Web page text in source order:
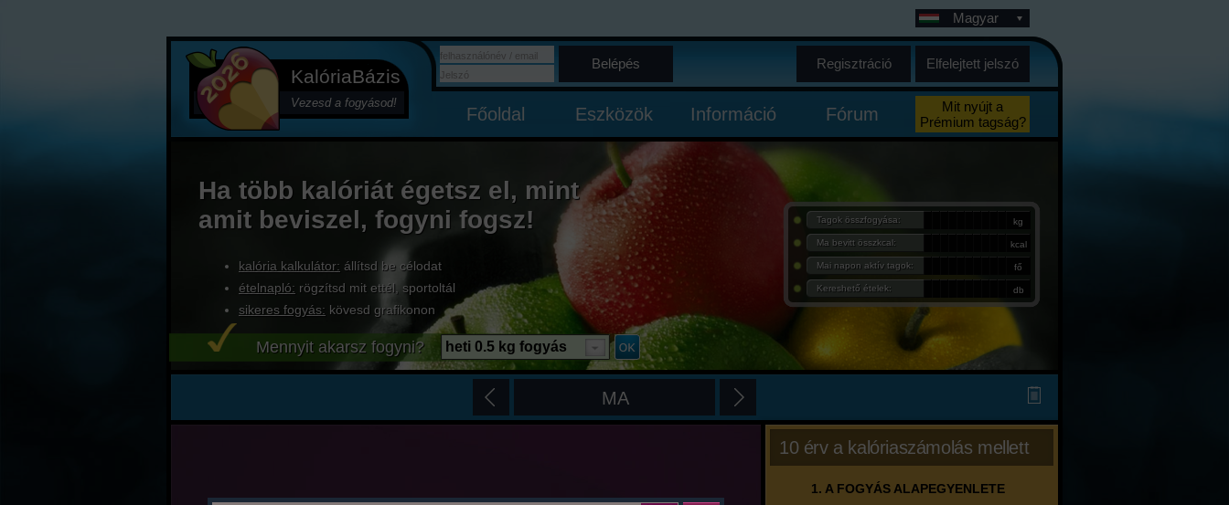
KalóriaBázis
Vezesd a fogyásod!
Magyar
Belépés Regisztráció Elfelejtett jelszó
Főoldal Eszközök Információ Fórum
Mit nyújt a
Prémium tagság?
Ha több kalóriát égetsz el, mint
amit beviszel, fogyni fogsz!
kalória kalkulátor: állítsd be célodat
ételnapló: rögzítsd mit ettél, sportoltál
sikeres fogyás: kövesd grafikonon
Tagok összfogyása: kg
Ma bevitt összkcal: kcal
Mai napon aktív tagok: fő
Kereshető ételek: db
Mennyit akarsz fogyni? heti 0.5 kg fogyás
MA
10 érv a kalóriaszámolás mellett
1. A FOGYÁS ALAPEGYENLETE